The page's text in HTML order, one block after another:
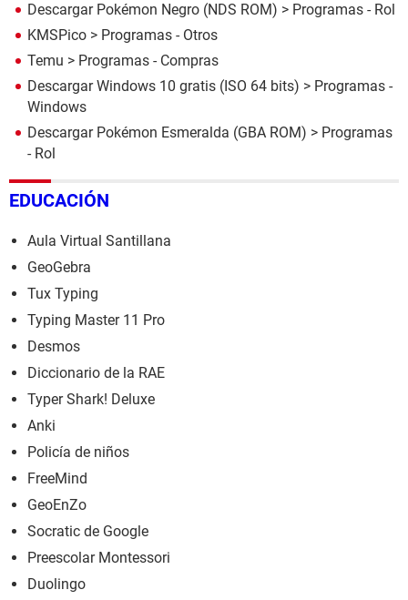
Descargar Pokémon Negro (NDS ROM) > Programas - Rol
KMSPico > Programas - Otros
Temu > Programas - Compras
Descargar Windows 10 gratis (ISO 64 bits) > Programas -
Windows
Descargar Pokémon Esmeralda (GBA ROM) > Programas
- Rol
EDUCACIÓN
Aula Virtual Santillana
GeoGebra
Tux Typing
Typing Master 11 Pro
Desmos
Diccionario de la RAE
Typer Shark! Deluxe
Anki
Policía de niños
FreeMind
GeoEnZo
Socratic de Google
Preescolar Montessori
Duolingo